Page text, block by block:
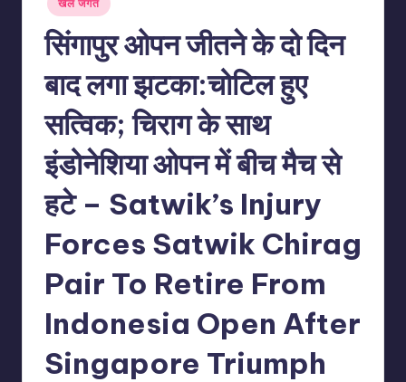
in
खेल जगत
सिंगापुर ओपन जीतने के दो दिन
बाद लगा झटका:चोटिल हुए
सत्विक; चिराग के साथ
इंडोनेशिया ओपन में बीच मैच से
हटे – Satwik’s Injury
Forces Satwik Chirag
Pair To Retire From
Indonesia Open After
Singapore Triumph